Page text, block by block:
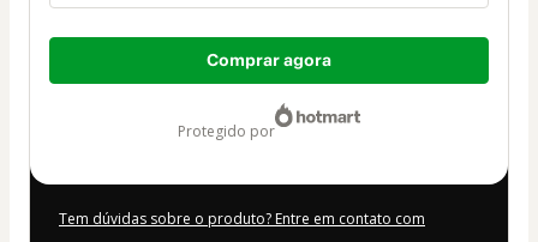
Total
Comprar agora
protegido por
Tem dúvidas sobre o produto? Entre em contato com